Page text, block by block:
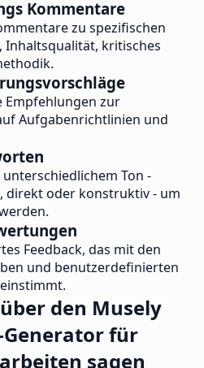
Kommentare
zu spezifischen
Inhaltsqualität, kritisches
Empfehlungen zur
Aufgabenrichtlinien und
Ton -
direkt oder konstruktiv - um
Feedback, das mit den
und benutzerdefinierten
den Musely
Generator für
sagen